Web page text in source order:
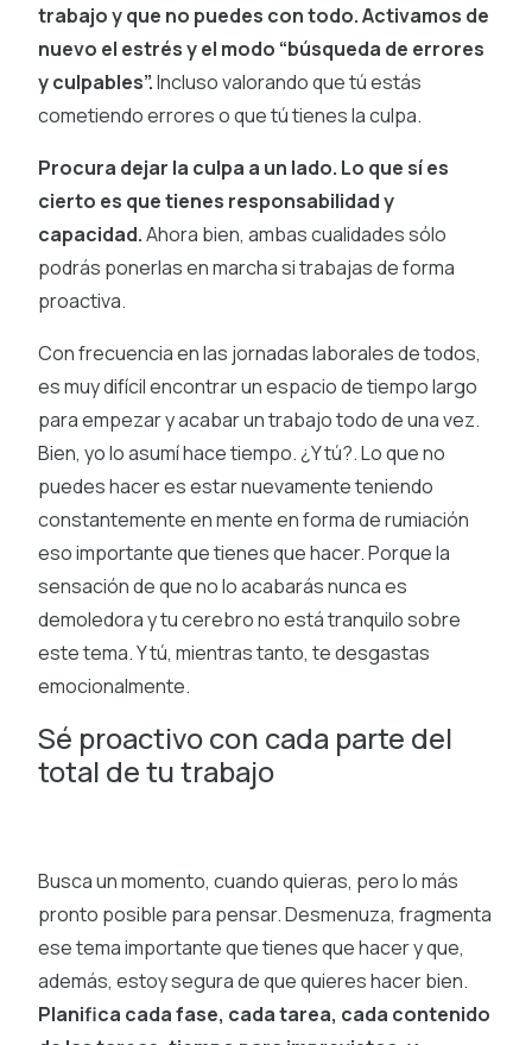
trabajo y que no puedes con todo. Activamos de
nuevo el estrés y el modo “búsqueda de errores
y culpables”.Incluso valorando que tú estás
cometiendo errores o que tú tienes la culpa.
Procura dejar la culpa a un lado. Lo que sí es
cierto es que tienes responsabilidad y
capacidad.Ahora bien, ambas cualidades sólo
podrás ponerlas en marcha si trabajas de forma
proactiva.
Con frecuencia en las jornadas laborales de todos,
es muy difícil encontrar un espacio de tiempo largo
para empezar y acabar un trabajo todo de una vez.
Bien, yo lo asumí hace tiempo. ¿Y tú?. Lo que no
puedes hacer es estar nuevamente teniendo
constantemente en mente en forma de rumiación
eso importante que tienes que hacer. Porque la
sensación de que no lo acabarás nunca es
demoledora y tu cerebro no está tranquilo sobre
este tema. Y tú, mientras tanto, te desgastas
emocionalmente.
Sé proactivo con cada parte del
total de tu trabajo
Busca un momento, cuando quieras, pero lo más
pronto posible para pensar. Desmenuza, fragmenta
ese tema importante que tienes que hacer y que,
además, estoy segura de que quieres hacer bien.
Planifica cada fase, cada tarea, cada contenido